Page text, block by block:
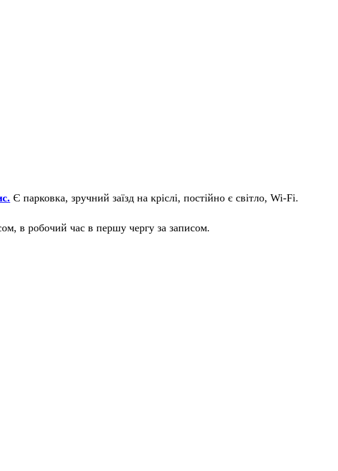
Є парковка, зручний заїзд на кріслі, постійно є світло, Wi-Fi.
в робочий час в першу чергу за записом.